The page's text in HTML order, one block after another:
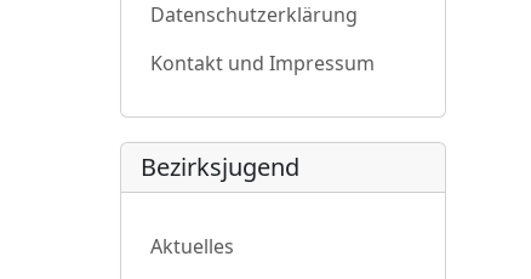
Datenschutzerklärung
Kontakt und Impressum
Bezirksjugend
Aktuelles